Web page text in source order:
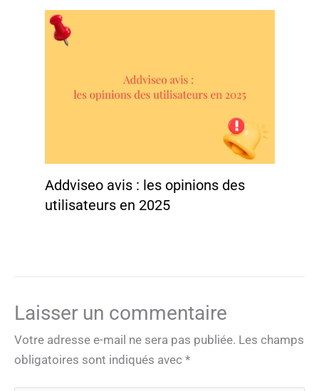
Addviseo avis : les opinions des
utilisateurs en 2025
Laisser un commentaire
Votre adresse e-mail ne sera pas publiée. Les champs
obligatoires sont indiqués avec *